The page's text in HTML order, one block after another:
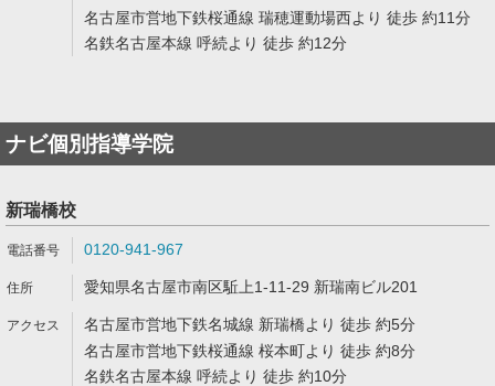
名古屋市営地下鉄桜通線 瑞穂運動場西より 徒歩 約11分
名鉄名古屋本線 呼続より 徒歩 約12分
ナビ個別指導学院
新瑞橋校
0120-941-967
愛知県名古屋市南区駈上1-11-29 新瑞南ビル201
名古屋市営地下鉄名城線 新瑞橋より 徒歩 約5分
名古屋市営地下鉄桜通線 桜本町より 徒歩 約8分
名鉄名古屋本線 呼続より 徒歩 約10分